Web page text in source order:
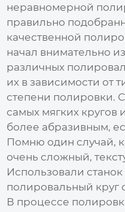
неравномерной
правильно
качественной
начал внимательно
различных
их в зависимости от
степени полировки.
самых мягких кругов
более абразивным,
Помню один случай,
очень сложный,
Использовали
полировальный круг
В процессе